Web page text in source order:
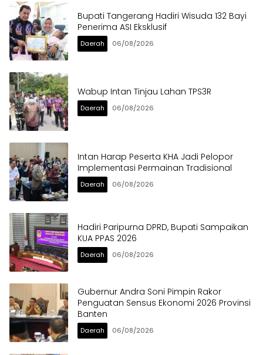
Bupati Tangerang Hadiri Wisuda 132 Bayi
Penerima ASI Eksklusif
Daerah 06/08/2026
Wabup Intan Tinjau Lahan TPS3R
Daerah 06/08/2026
Intan Harap Peserta KHA Jadi Pelopor
Implementasi Permainan Tradisional
Daerah 06/08/2026
Hadiri Paripurna DPRD, Bupati Sampaikan
KUA PPAS 2026
Daerah 06/08/2026
Gubernur Andra Soni Pimpin Rakor
Penguatan Sensus Ekonomi 2026 Provinsi
Banten
Daerah 06/08/2026